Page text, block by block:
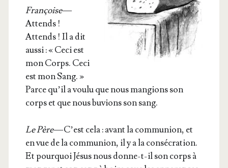
Fran­çoise—
Attends !
Attends ! Il a dit
aus­si : « Ceci est
mon Corps. Ceci
est mon Sang. »
Parce qu’il a vou­lu que nous man­gions son
corps et que nous buvions son sang.
Le Père— C’est cela : avant la com­mu­nion, et
en vue de la com­mu­nion, il y a la consé­cra­tion.
Et pour­quoi Jésus nous donne-t-il son corps à